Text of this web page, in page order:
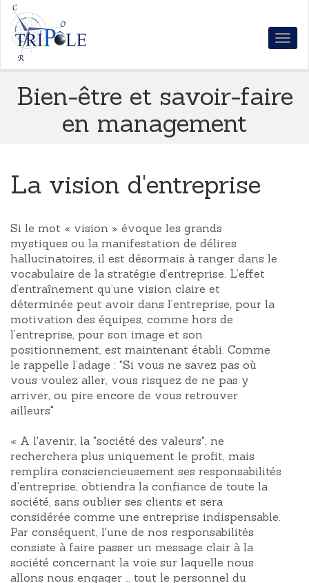
Bien-être et savoir-faire
en management
La vision d'entreprise
Si le mot « vision » évoque les grands
mystiques ou la manifestation de délires
hallucinatoires, il est désormais à ranger dans le
vocabulaire de la stratégie d’entreprise. L’effet
d’entraînement qu’une vision claire et
déterminée peut avoir dans l’entreprise, pour la
motivation des équipes, comme hors de
l’entreprise, pour son image et son
positionnement, est maintenant établi. Comme
le rappelle l’adage : "Si vous ne savez pas où
vous voulez aller, vous risquez de ne pas y
arriver, ou pire encore de vous retrouver
ailleurs"
« A l'avenir, la "société des valeurs", ne
recherchera plus uniquement le profit, mais
remplira consciencieusement ses responsabilités
d'entreprise, obtiendra la confiance de toute la
société, sans oublier ses clients et sera
considérée comme une entreprise indispensable.
Par conséquent, l'une de nos responsabilités
consiste à faire passer un message clair à la
société concernant la voie sur laquelle nous
allons nous engager … tout le personnel du